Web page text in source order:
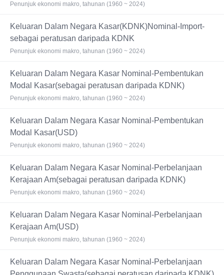
Penunjuk ekonomi makro, tahunan (1960 ~ 2024)
Keluaran Dalam Negara Kasar(KDNK)Nominal-Import-
sebagai peratusan daripada KDNK
Penunjuk ekonomi makro, tahunan (1960 ~ 2024)
Keluaran Dalam Negara Kasar Nominal-Pembentukan
Modal Kasar(sebagai peratusan daripada KDNK)
Penunjuk ekonomi makro, tahunan (1960 ~ 2024)
Keluaran Dalam Negara Kasar Nominal-Pembentukan
Modal Kasar(USD)
Penunjuk ekonomi makro, tahunan (1960 ~ 2024)
Keluaran Dalam Negara Kasar Nominal-Perbelanjaan
Kerajaan Am(sebagai peratusan daripada KDNK)
Penunjuk ekonomi makro, tahunan (1960 ~ 2024)
Keluaran Dalam Negara Kasar Nominal-Perbelanjaan
Kerajaan Am(USD)
Penunjuk ekonomi makro, tahunan (1960 ~ 2024)
Keluaran Dalam Negara Kasar Nominal-Perbelanjaan